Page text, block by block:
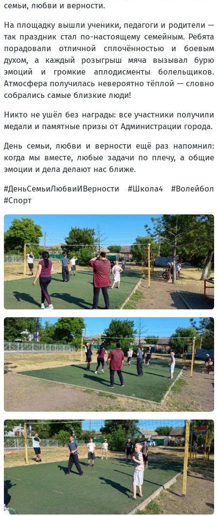
семьи, любви и верности.
На площадку вышли ученики, педагоги и родители —
так праздник стал по-настоящему семейным. Ребята
порадовали отличной сплочённостью и боевым
духом, а каждый розыгрыш мяча вызывал бурю
эмоций и громкие аплодисменты болельщиков.
Атмосфера получилась невероятно тёплой — словно
собрались самые близкие люди!
Никто не ушёл без награды: все участники получили
медали и памятные призы от Администрации города.
День семьи, любви и верности ещё раз напомнил:
когда мы вместе, любые задачи по плечу, а общие
эмоции и дела делают нас ближе.
#ДеньСемьиЛюбвиИВерности #Школа4 #Волейбол
#Спорт